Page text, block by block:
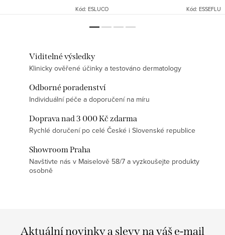
Kód: ESLUCO Kód: ESSEFLU
Viditelné výsledky
Klinicky ověřené účinky a testováno dermatology
Odborné poradenství
Individuální péče a doporučení na míru
Doprava nad 3 000 Kč zdarma
Rychlé doručení po celé České i Slovenské republice
Showroom Praha
Navštivte nás v Maiselově 58/7 a vyzkoušejte produkty
osobně
Aktuální novinky a slevy na váš e-mail